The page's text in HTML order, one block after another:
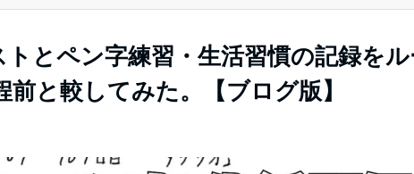
トとペン字練習・生活習慣の記録を
と較してみた。【ブログ版】